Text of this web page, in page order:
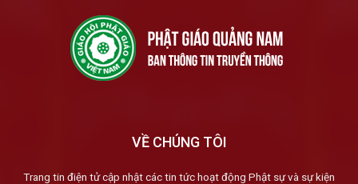
VỀ CHÚNG TÔI
Trang tin điện tử cập nhật các tin tức hoạt động Phật sự và sự kiện